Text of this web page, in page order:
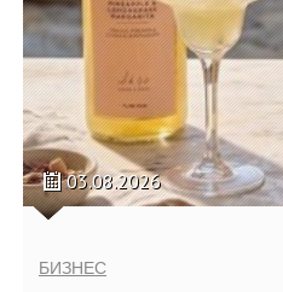
03.08.2026
БИЗНЕС